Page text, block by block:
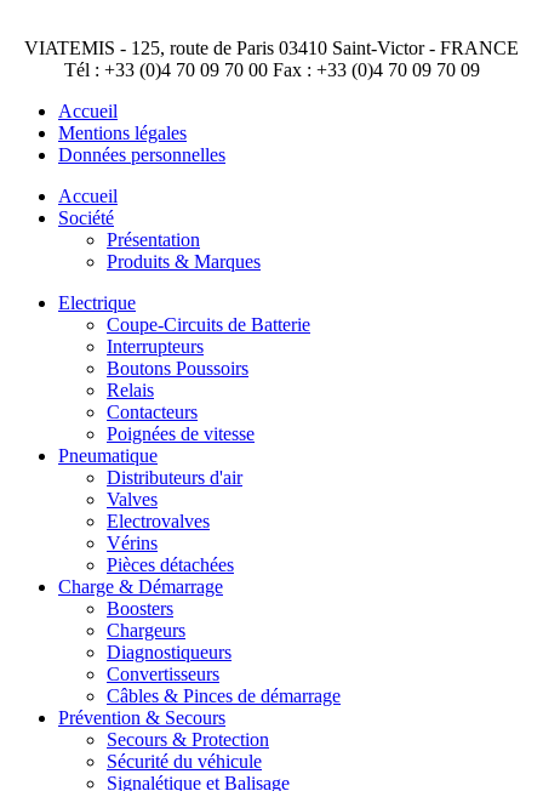
VIATEMIS - 125, route de Paris 03410 Saint-Victor - FRANCE
Tél : +33 (0)4 70 09 70 00 Fax : +33 (0)4 70 09 70 09
Accueil
Mentions légales
Données personnelles
Accueil
Société
Présentation
Produits & Marques
Electrique
Coupe-Circuits de Batterie
Interrupteurs
Boutons Poussoirs
Relais
Contacteurs
Poignées de vitesse
Pneumatique
Distributeurs d'air
Valves
Electrovalves
Vérins
Pièces détachées
Charge & Démarrage
Boosters
Chargeurs
Diagnostiqueurs
Convertisseurs
Câbles & Pinces de démarrage
Prévention & Secours
Secours & Protection
Sécurité du véhicule
Signalétique et Balisage